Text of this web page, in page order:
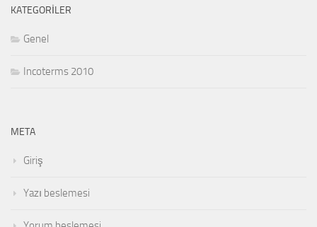
KATEGORILER
Genel
Incoterms 2010
META
Giriş
Yazı beslemesi